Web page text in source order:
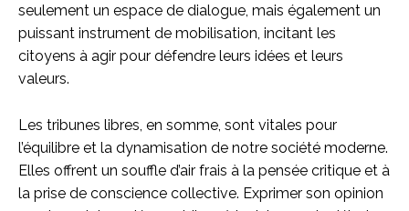
seulement un espace de dialogue, mais également un
puissant instrument de mobilisation, incitant les
citoyens à agir pour défendre leurs idées et leurs
valeurs.
Les tribunes libres, en somme, sont vitales pour
l’équilibre et la dynamisation de notre société moderne.
Elles offrent un souffle d’air frais à la pensée critique et à
la prise de conscience collective. Exprimer son opinion